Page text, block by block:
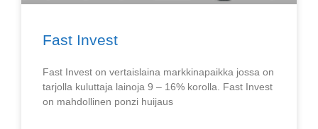
Fast Invest
Fast Invest on vertaislaina markkinapaikka jossa on
tarjolla kuluttaja lainoja 9 – 16% korolla. Fast Invest
on mahdollinen ponzi huijaus